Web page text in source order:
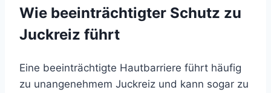
Wie beeinträchtigter Schutz zu
Juckreiz führt
Eine beeinträchtigte Hautbarriere führt häufig
zu unangenehmem Juckreiz und kann sogar zu